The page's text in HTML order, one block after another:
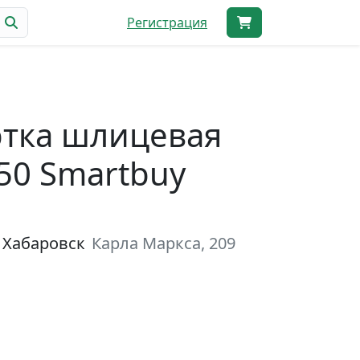
Регистрация
шлицевая
Smartbuy
Карла Маркса, 209